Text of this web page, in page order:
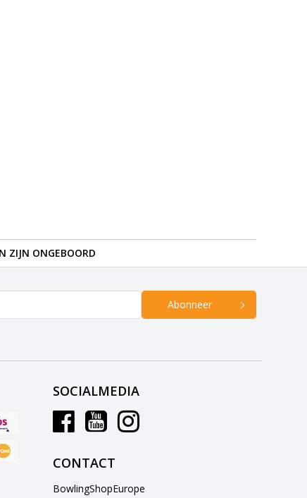
ZIJN ONGEBOORD
Abonneer
SOCIALMEDIA
CONTACT
BowlingShopEurope